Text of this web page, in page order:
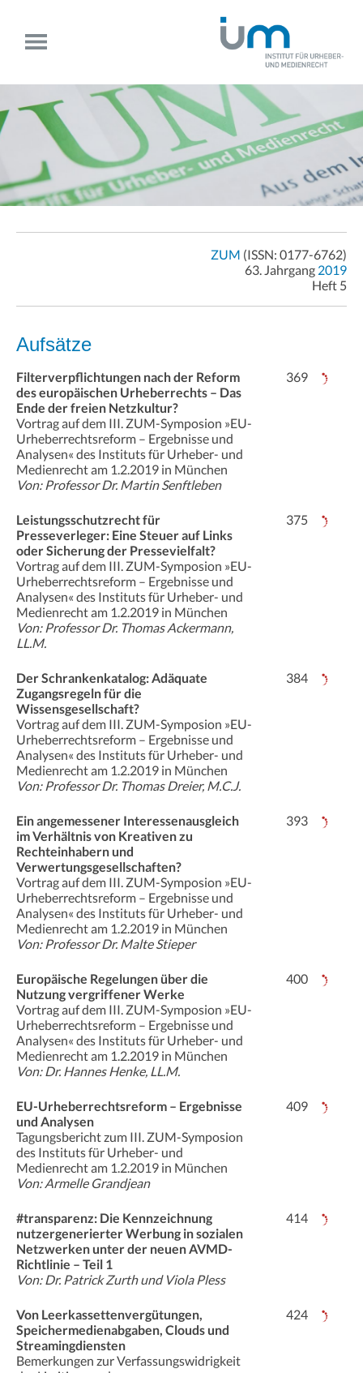
ZUM (ISSN: 0177-6762)
63. Jahrgang 2019
Heft 5
Aufsätze
Filterverpflichtungen nach der Reform
des europäischen Urheberrechts – Das
Ende der freien Netzkultur?
Vortrag auf dem III. ZUM-Symposion »EU-
Urheberrechtsreform – Ergebnisse und
Analysen« des Instituts für Urheber- und
Medienrecht am 1.2.2019 in München
Von: Professor Dr. Martin Senftleben
369
Leistungsschutzrecht für
Presseverleger: Eine Steuer auf Links
oder Sicherung der Pressevielfalt?
Vortrag auf dem III. ZUM-Symposion »EU-
Urheberrechtsreform – Ergebnisse und
Analysen« des Instituts für Urheber- und
Medienrecht am 1.2.2019 in München
Von: Professor Dr. Thomas Ackermann,
LL.M.
375
Der Schrankenkatalog: Adäquate
Zugangsregeln für die
Wissensgesellschaft?
Vortrag auf dem III. ZUM-Symposion »EU-
Urheberrechtsreform – Ergebnisse und
Analysen« des Instituts für Urheber- und
Medienrecht am 1.2.2019 in München
Von: Professor Dr. Thomas Dreier, M.C.J.
384
Ein angemessener Interessenausgleich
im Verhältnis von Kreativen zu
Rechteinhabern und
Verwertungsgesellschaften?
Vortrag auf dem III. ZUM-Symposion »EU-
Urheberrechtsreform – Ergebnisse und
Analysen« des Instituts für Urheber- und
Medienrecht am 1.2.2019 in München
Von: Professor Dr. Malte Stieper
393
Europäische Regelungen über die
Nutzung vergriffener Werke
Vortrag auf dem III. ZUM-Symposion »EU-
Urheberrechtsreform – Ergebnisse und
Analysen« des Instituts für Urheber- und
Medienrecht am 1.2.2019 in München
Von: Dr. Hannes Henke, LL.M.
400
EU-Urheberrechtsreform – Ergebnisse
und Analysen
Tagungsbericht zum III. ZUM-Symposion
des Instituts für Urheber- und
Medienrecht am 1.2.2019 in München
Von: Armelle Grandjean
409
#transparenz: Die Kennzeichnung
nutzergenerierter Werbung in sozialen
Netzwerken unter der neuen AVMD-
Richtlinie – Teil 1
Von: Dr. Patrick Zurth und Viola Pless
414
Von Leerkassettenvergütungen,
Speichermedienabgaben, Clouds und
Streamingdiensten
Bemerkungen zur Verfassungswidrigkeit
424